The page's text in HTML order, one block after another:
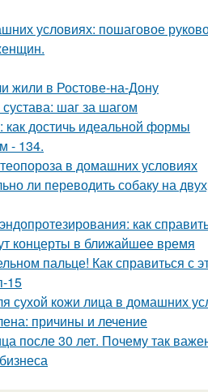
условиях: пошаговое
жили в Ростове-на-Дону
шаг за шагом
как достичь идеальной формы
- 134.
в домашних условиях
ли переводить собаку на
как
концерты в ближайшее время
пальце! Как справиться с
15
сухой кожи лица в домашних
причины и лечение
после 30 лет. Почему так